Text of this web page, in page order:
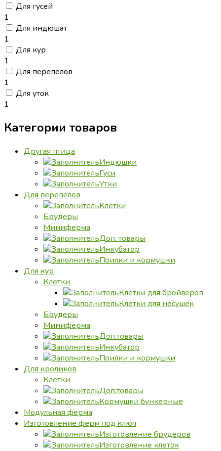
Для гусей
1
Для индюшат
1
Для кур
1
Для перепелов
1
Для уток
1
Категории товаров
Другая птица
Индюшки
Гуси
Утки
Для перепелов
Клетки
Брудеры
Миниферма
Доп. товары
Инкубатор
Поилки и кормушки
Для кур
Клетки
Клетки для бройлеров
Клетки для несушек
Брудеры
Миниферма
Доп.товары
Инкубатор
Поилки и кормушки
Для кроликов
Клетки
Доп.товары
Кормушки бункерные
Модульная ферма
Изготовление ферм под ключ
Изготовление брудеров
Изготовление клеток